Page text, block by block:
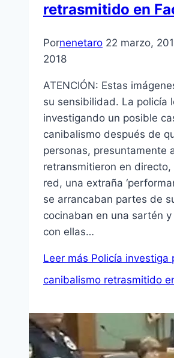
retrasmitido en
Pornenetaro 22 marzo,
2018
ATENCIÓN: Estas
su sensibilidad. La policía
investigando un posible
canibalismo después de
personas, presuntamente
retransmitieron en
red, una extraña
se arrancaban partes de
cocinaban en una sartén
con ellas…
Leer más Policía investiga
canibalismo retrasmitido